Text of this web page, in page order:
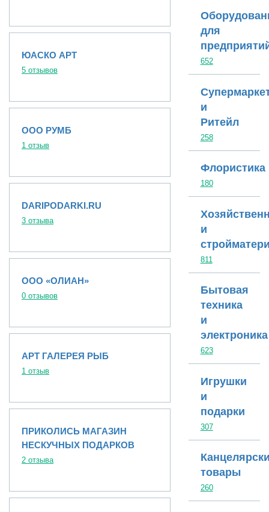
ЮАСКО АРТ
5 отзывов
ООО РУМБ
1 отзыв
DARIPODARKI.RU
3 отзыва
ООО «ОЛИАН»
0 отзывов
АРТ ГАЛЕРЕЯ РЫБ
1 отзыв
ПРИКОЛИСЬ МАГАЗИН
НЕСКУЧНЫХ ПОДАРКОВ
2 отзыва
для
652
и
Ритейл
258
Флористика
180
и
811
Бытовая
техника
и
электроника
623
Игрушки
и
подарки
307
товары
260